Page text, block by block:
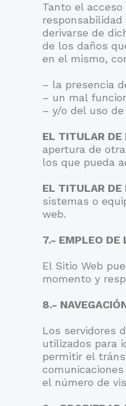
Tanto el
derivarse de
de los daños
en el mismo,
– la presencia
– un mal
– y/o del uso
EL TITULAR DE
apertura de
los que pueda
EL TITULAR DE
sistemas o
web.
7.- EMPLEO DE
El Sitio Web
momento y
8.-
Los servidores
utilizados para
permitir el
el número de